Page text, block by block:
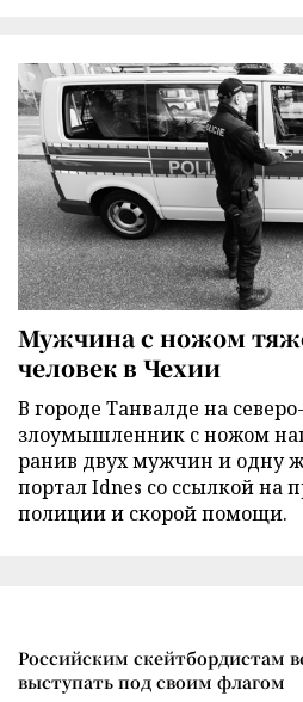
Мужчина с ножом
человек в Чехии
В городе Танвалде на
злоумышленник с ножом
ранив двух мужчин и одну
портал Idnes со ссылкой на
полиции и скорой помощи.
Российским скейтбордистам
выступать под своим флагом